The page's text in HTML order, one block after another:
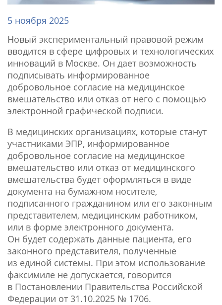
5 ноября 2025
Новый экспериментальный правовой режим
вводится в сфере цифровых и технологических
инноваций в Москве. Он дает возможность
подписывать информированное
добровольное согласие на медицинское
вмешательство или отказ от него с помощью
электронной графической подписи.
В медицинских организациях, которые станут
участниками ЭПР, информированное
добровольное согласие на медицинское
вмешательство или отказ от медицинского
вмешательства будет оформляться в виде
документа на бумажном носителе,
подписанного гражданином или его законным
представителем, медицинским работником,
или в форме электронного документа.
Он будет содержать данные пациента, его
законного представителя, полученные
из единой системы. При этом использование
факсимиле не допускается, говорится
в Постановлении Правительства Российской
Федерации от 31.10.2025 № 1706.